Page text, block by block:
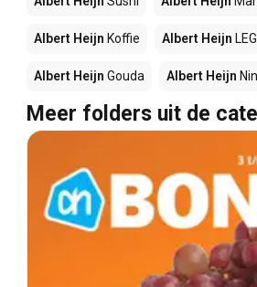
Albert Heijn Koffie Albert Heijn
Albert Heijn Gouda Albert Heijn
Meer folders uit de